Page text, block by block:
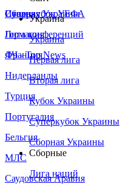
Сборная Украины
Италия
Германия
Франция
Нидерланды
Турция
Португалия
Бельгия
МЛС
Саудовская Аравия
Суперкубок УЕФА
Лига конференций
ЛЧ - Top News
Украина
Украина
Первая лига
Вторая лига
Кубок Украины
Суперкубок Украины
Сборная Украины
Сборные
Лига наций